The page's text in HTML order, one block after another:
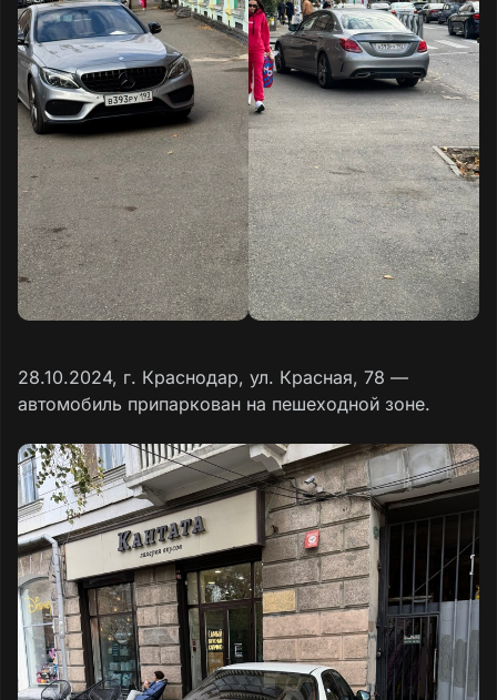
28.10.2024, г. Краснодар, ул. Красная, 78 —
автомобиль припаркован на пешеходной зоне.